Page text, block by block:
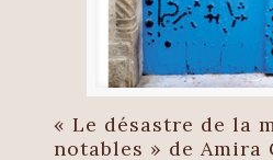
« Le désastre de la
notables » de Amira